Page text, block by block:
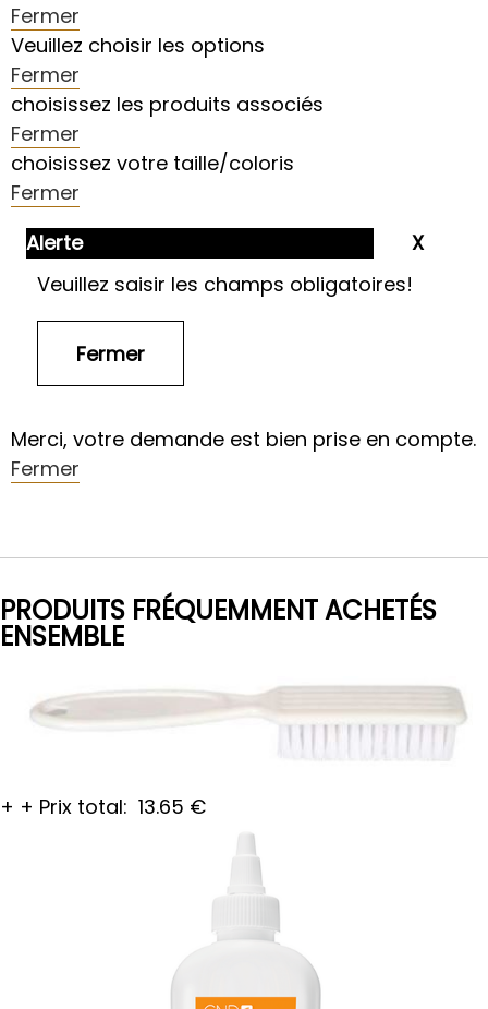
Fermer
Veuillez choisir les options
Fermer
choisissez les produits associés
Fermer
choisissez votre taille/coloris
Fermer
Alerte
Veuillez saisir les champs obligatoires!
Merci, votre demande est bien prise en compte.
Fermer
PRODUITS FRÉQUEMMENT ACHETÉS
ENSEMBLE
+ + Prix total: 13.65 €